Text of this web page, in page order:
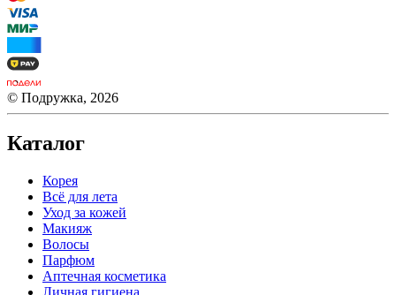
© Подружка, 2026
Каталог
Корея
Всё для лета
Уход за кожей
Макияж
Волосы
Парфюм
Аптечная косметика